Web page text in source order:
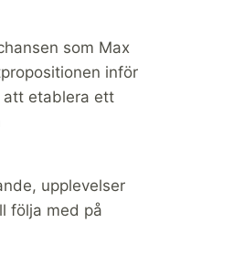
som Max
inför
att etablera ett
upplevelser
följa med på